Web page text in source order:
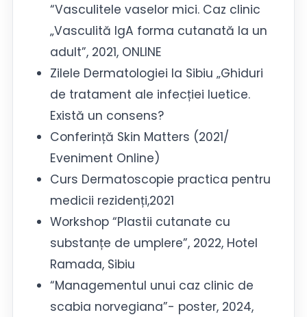
“Vasculitele vaselor mici. Caz clinic
„Vasculită IgA forma cutanată la un
adult”, 2021, ONLINE
Zilele Dermatologiei la Sibiu „Ghiduri
de tratament ale infecției luetice.
Există un consens?
Conferință Skin Matters (2021/
Eveniment Online)
Curs Dermatoscopie practica pentru
medicii rezidenți,2021
Workshop “Plastii cutanate cu
substanțe de umplere”, 2022, Hotel
Ramada, Sibiu
“Managementul unui caz clinic de
scabia norvegiana”- poster, 2024,